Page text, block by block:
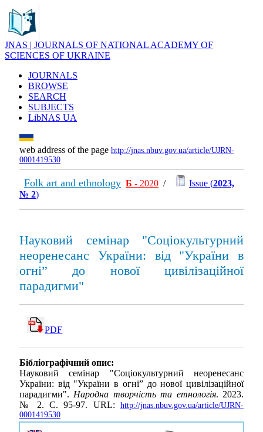
JNAS | JOURNALS OF NATIONAL ACADEMY OF
SCIENCES OF UKRAINE
JOURNALS
BROWSE
SEARCH
SUBJECTS
LibNAS UA
web address of the page http://jnas.nbuv.gov.ua/article/UJRN-
0001419530
Folk art and ethnology Б - 2020 / Issue (2023,
№ 2)
Науковий семінар "Соціокультурний
неоренесанс України: від "України в
огні” до нової цивілізаційної
парадигми"
PDF
Бібліографічний опис:
Науковий семінар "Соціокультурний неоренесанс
України: від "України в огні” до нової цивілізаційної
парадигми".Народна творчість та етнологія. 2023.
№ 2. С. 95-97. URL: http://jnas.nbuv.gov.ua/article/UJRN-
0001419530